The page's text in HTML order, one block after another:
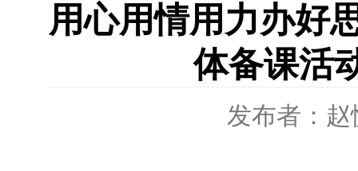
用心用情用力办好
体备课活
发布者：赵